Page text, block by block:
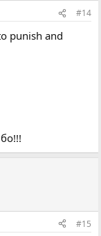
#14
punish and
#15